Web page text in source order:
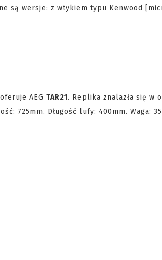
są wersje: z wtykiem typu Kenwood
AEG TAR21. Replika znalazła się w
725mm. Długość lufy: 400mm. Waga: